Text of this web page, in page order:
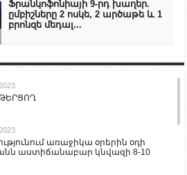
Ֆրանկոֆոնիայի 9-րդ խաղեր.
ըմբիշները 2 ոսկե, 2 արծաթե և 1
բրոնզե մեդալ...
առաջիկա օրերին օդի
աստիճանաբար կնվազի 8-10